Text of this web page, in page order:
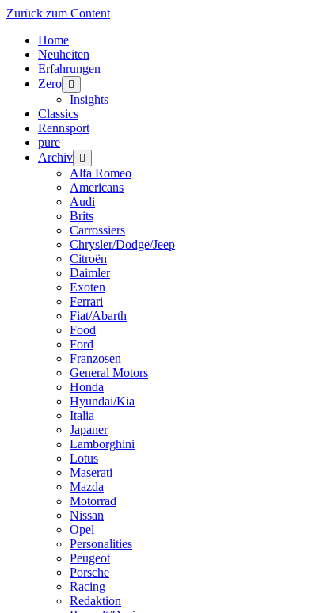
Zurück zum Content
Home
Neuheiten
Erfahrungen
Zero Menü
öffnen
Insights
Classics
Rennsport
pure
Archiv Menü
öffnen
Alfa Romeo
Americans
Audi
Brits
Carrossiers
Chrysler/Dodge/Jeep
Citroën
Daimler
Exoten
Ferrari
Fiat/Abarth
Food
Ford
Franzosen
General Motors
Honda
Hyundai/Kia
Italia
Japaner
Lamborghini
Lotus
Maserati
Mazda
Motorrad
Nissan
Opel
Personalities
Peugeot
Porsche
Racing
Redaktion